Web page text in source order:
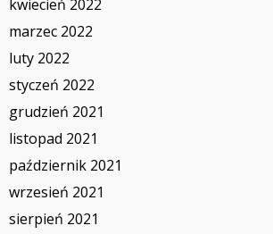
kwiecień 2022
marzec 2022
luty 2022
styczeń 2022
grudzień 2021
listopad 2021
październik 2021
wrzesień 2021
sierpień 2021